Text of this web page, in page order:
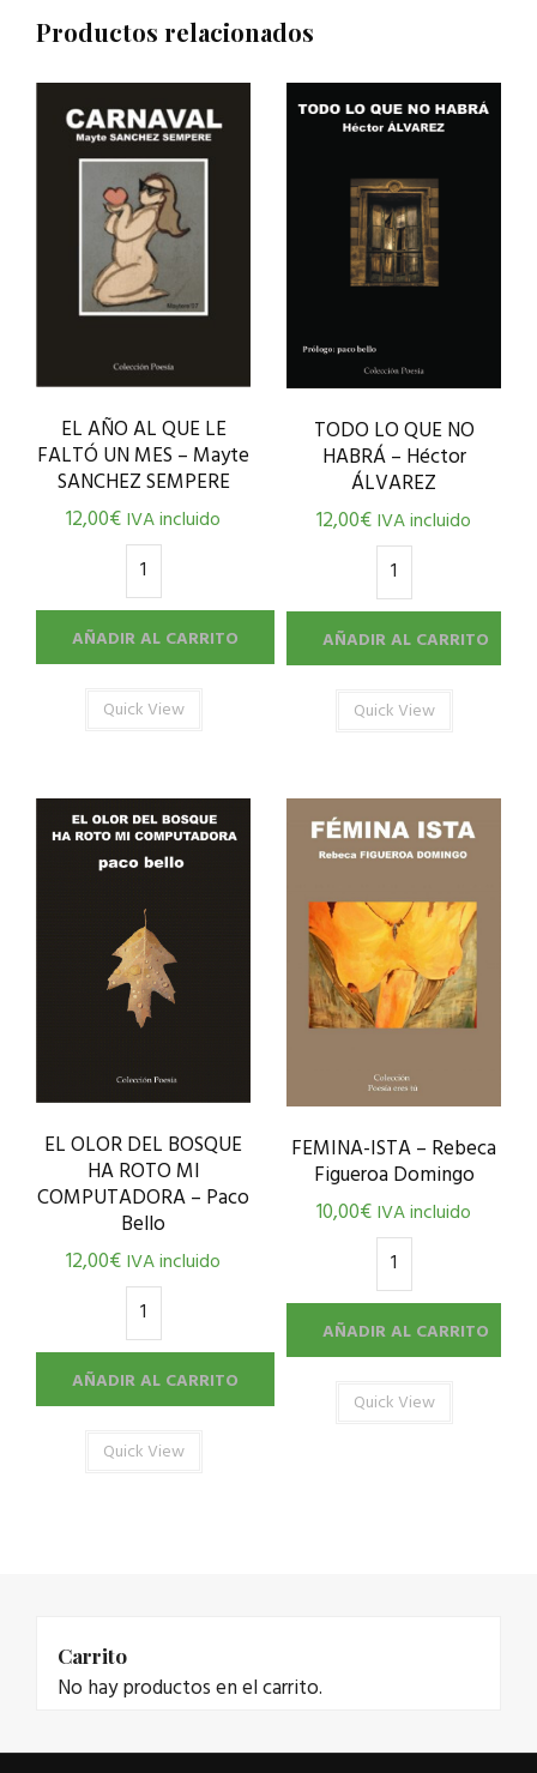
Productos relacionados
EL AÑO AL QUE LE
FALTÓ UN MES – Mayte
SANCHEZ SEMPERE
12,00€IVA incluido
AÑADIR AL CARRITO
Quick View
TODO LO QUE NO
HABRÁ – Héctor
ÁLVAREZ
12,00€IVA incluido
AÑADIR AL CARRITO
Quick View
EL OLOR DEL BOSQUE
HA ROTO MI
COMPUTADORA – Paco
Bello
12,00€IVA incluido
AÑADIR AL CARRITO
Quick View
FEMINA-ISTA – Rebeca
Figueroa Domingo
10,00€IVA incluido
AÑADIR AL CARRITO
Quick View
Carrito
No hay productos en el carrito.